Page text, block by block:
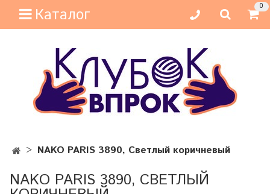
Каталог 0
NAKO PARIS 3890, Светлый коричневый
NAKO PARIS 3890, СВЕТЛЫЙ